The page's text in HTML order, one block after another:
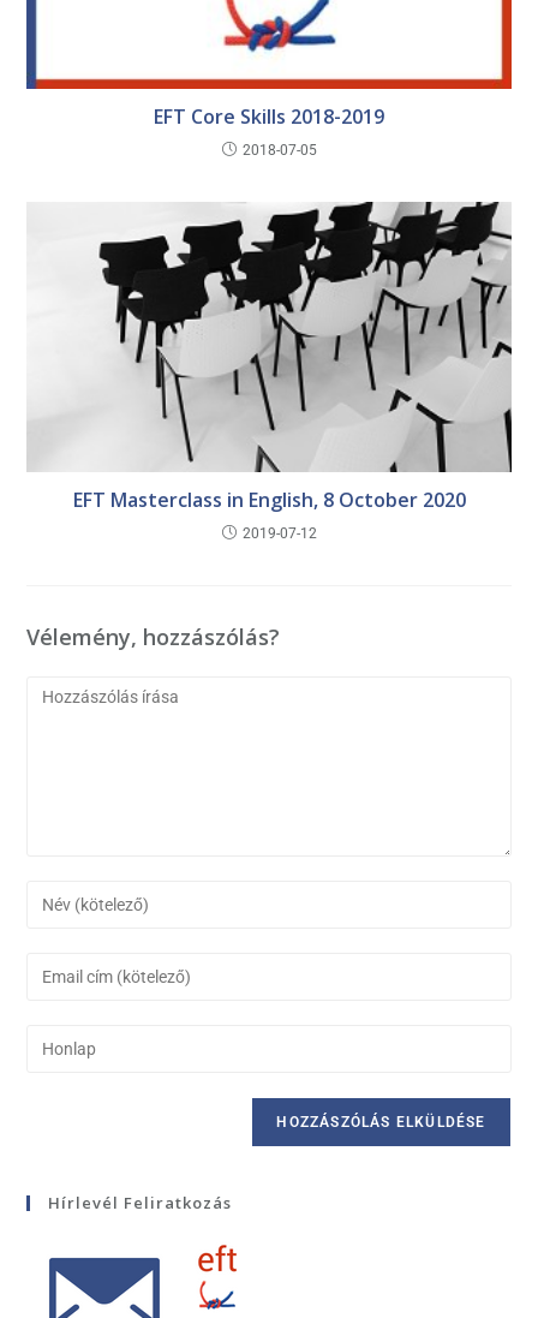
EFT Core Skills 2018-2019
2018-07-05
EFT Masterclass in English, 8 October 2020
2019-07-12
Vélemény, hozzászólás?
Hírlevél Feliratkozás